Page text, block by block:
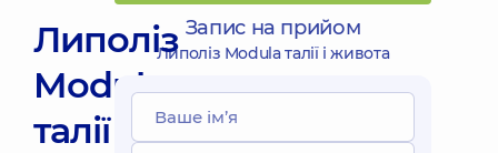
Липоліз
Modula
талії
Запис на прийом
Липоліз Modula талії і живота